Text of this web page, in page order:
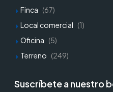
Finca (67)
Local comercial (1)
Oficina (5)
Terreno (249)
Suscríbete a nuestro